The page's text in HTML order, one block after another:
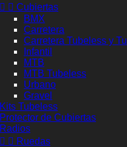
  Cubiertas
BMX
Carretera
Carretera Tubeless y
Infantil
MTB
MTB Tubeless
Urbano
Gravel
Kits Tubeless
Protector de Cubiertas
Radios
  Ruedas